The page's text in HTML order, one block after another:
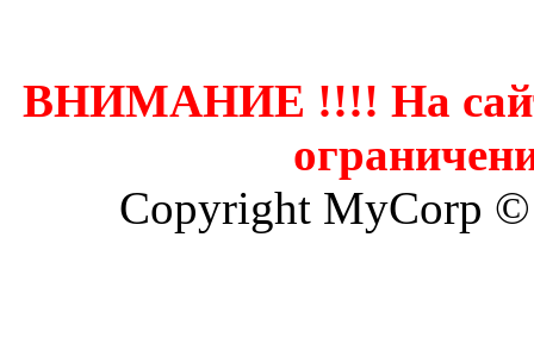
ВНИМАНИЕ !!!! На
Copyright MyCorp